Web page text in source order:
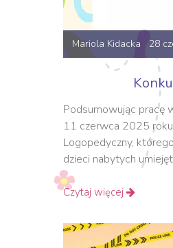
Mariola Kidacka 28
Podsumowując pracę
11 czerwca 2025 roku
Logopedyczny,
dzieci nabytych
Czytaj więcej